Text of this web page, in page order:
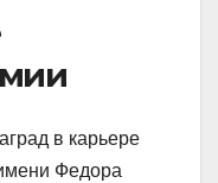
в карьере
Федора